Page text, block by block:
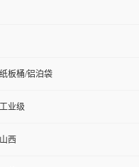
纸板桶/铝泊袋
工业级
山西